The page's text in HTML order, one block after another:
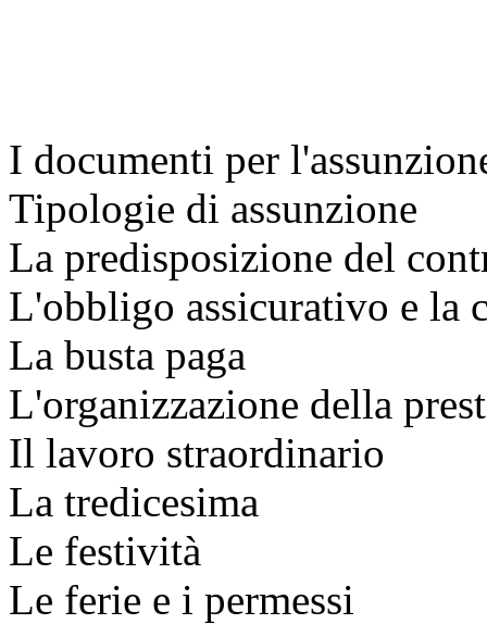
I documenti per
Tipologie di assunzione
La predisposizione del
L'obbligo assicurativo e la
La busta paga
L'organizzazione della
Il lavoro straordinario
La tredicesima
Le festività
Le ferie e i permessi